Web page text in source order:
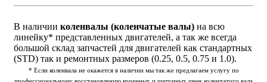
В наличии коленвалы (коленчатые валы) на всю
линейку* представленных двигателей, а так же всегда
большой склад запчастей для двигателей как стандартных
(STD) так и ремонтных размеров (0.25, 0.5, 0.75 и 1.0).
* Если коленвала не окажется в наличии мы так же предлагаем услугу по